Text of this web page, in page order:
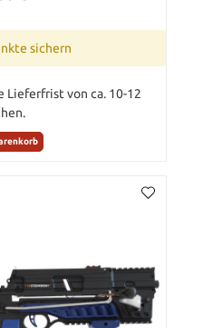
sichern
Lieferfrist von ca. 10-12